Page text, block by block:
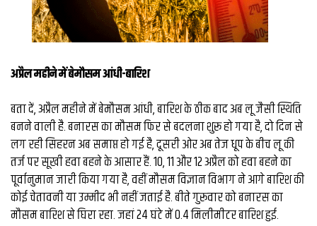
अप्रैल महीने में बेमौसम आंधी-बारिश
बता दें, अप्रैल महीने में बेमौसम आंधी, बारिश के ठीक बाद अब लू जैसी स्थिति
बनने वाली है. बनारस का मौसम फिर से बदलना शुरू हो गया है, दो दिन से
लग रही सिहरन अब समाप्त हो गई है, दूसरी ओर अब तेज धूप के बीच लू की
तर्ज पर सूखी हवा बहने के आसार हैं. 10, 11 और 12 अप्रैल को हवा बहने का
पूर्वानुमान जारी किया गया है, वहीं मौसम विज्ञान विभाग ने आगे बारिश की
कोई चेतावनी या उम्मीद भी नहीं जताई है. बीते गुरूवार को बनारस का
मौसम बारिश से घिरा रहा. जहां 24 घंटे में 0.4 मिलीमीटर बारिश हुई.